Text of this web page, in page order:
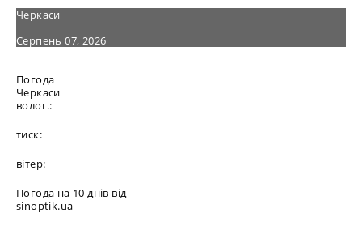
Черкаси
Серпень 07, 2026
Погода
Черкаси
волог.:
тиск:
вітер:
Погода на 10 днів від
sinoptik.ua